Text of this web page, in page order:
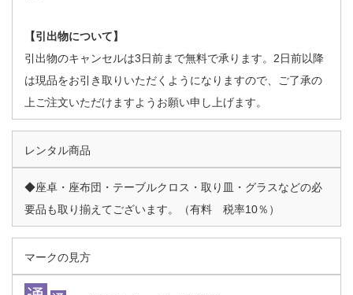
【引出物について】
引出物のキャンセルは3日前まで無料で承ります。2日前以降
は現品をお引き取りいただくようになりますので、ご了承の
上ご注文いただけますようお願い申し上げます。
レンタル商品
◆座卓・座布団・テーブルクロス・取り皿・グラスなどの必
要品も取り揃えてございます。（有料 税率10％）
マークの見方